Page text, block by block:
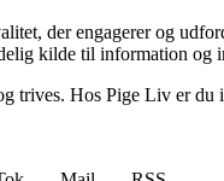
der engagerer og
kilde til information og
trives. Hos Pige Liv er